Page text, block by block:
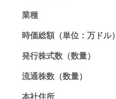
業種
時価総額（単位：万ドル）
発行株式数（数量）
流通株数（数量）
本社住所